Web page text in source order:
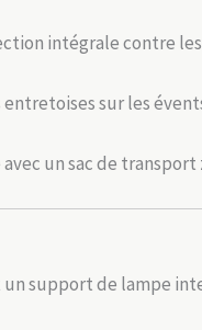
intégrale contre
entretoises sur les
avec un sac de
support de lampe